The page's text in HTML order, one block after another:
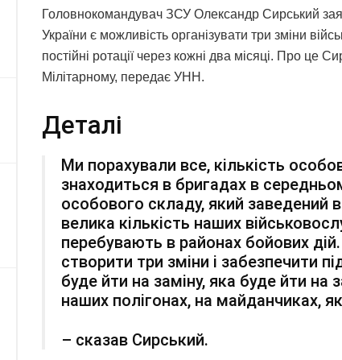
Головнокомандувач ЗСУ Олександр Сирський
України є можливість організувати три зміни
постійні ротації через кожні два місяці. Про це
Мілітарному, передає УНН.
Деталі
Ми порахували все, кількість
знаходиться в бригадах в
особового складу, який заведений
велика кількість наших
перебувають в районах бойових
створити три зміни і забезпечити
буде йти на заміну, яка буде йти на
наших полігонах, на майданчиках,
– сказав Сирський.